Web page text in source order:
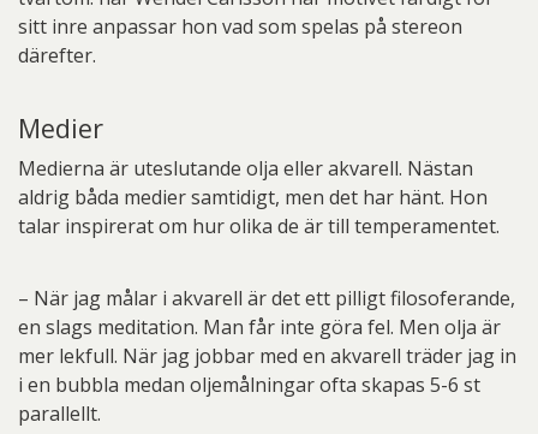
sitt inre anpassar hon vad som spelas på stereon
därefter.
Medier
Medierna är uteslutande olja eller akvarell. Nästan
aldrig båda medier samtidigt, men det har hänt. Hon
talar inspirerat om hur olika de är till temperamentet.
– När jag målar i akvarell är det ett pilligt filosoferande,
en slags meditation. Man får inte göra fel. Men olja är
mer lekfull. När jag jobbar med en akvarell träder jag in
i en bubbla medan oljemålningar ofta skapas 5-6 st
parallellt.